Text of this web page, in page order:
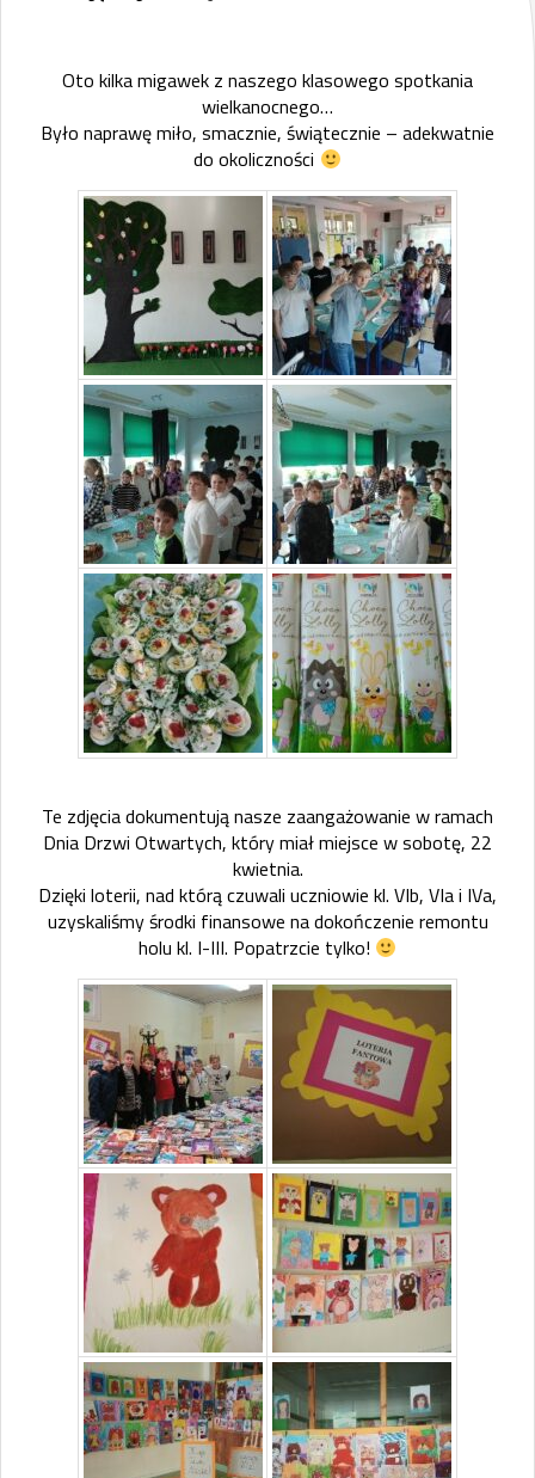
Oto kilka migawek z naszego klasowego spotkania
wielkanocnego…
Było naprawę miło, smacznie, świątecznie – adekwatnie
do okoliczności
Te zdjęcia dokumentują nasze zaangażowanie w ramach
Dnia Drzwi Otwartych, który miał miejsce w sobotę, 22
kwietnia.
Dzięki loterii, nad którą czuwali uczniowie kl. VIb, VIa i IVa,
uzyskaliśmy środki finansowe na dokończenie remontu
holu kl. I-III. Popatrzcie tylko!